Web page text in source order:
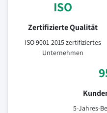
ISO
Zertifizierte Qualität
ISO 9001-2015 zertifiziertes
Unternehmen
5-Jahres-